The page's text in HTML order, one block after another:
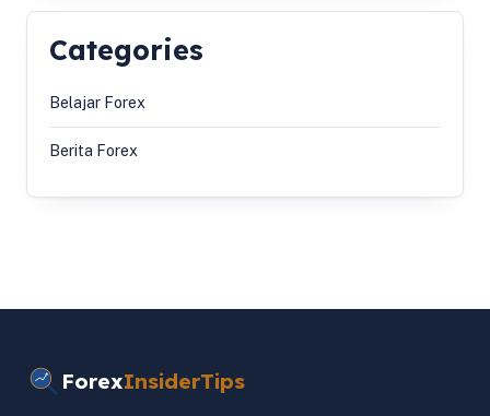
Categories
Belajar Forex
Berita Forex
ForexInsiderTips